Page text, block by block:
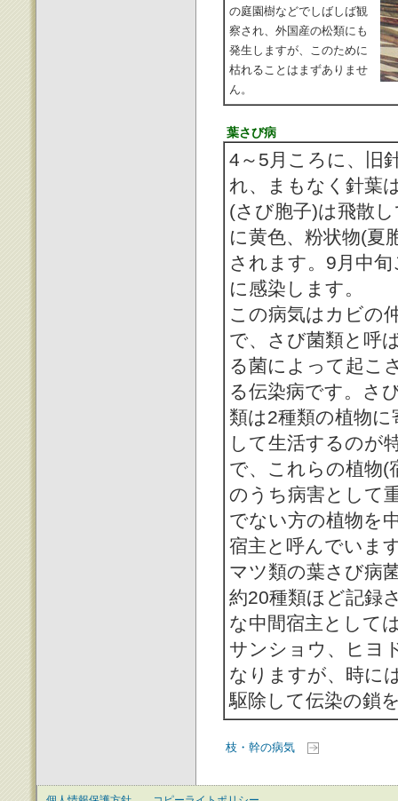
の庭園樹などでしばしば観
察され、外国産の松類にも
発生しますが、このために
枯れることはまずありませ
ん。
葉さび病
4～5月ころに、旧
れ、まもなく針葉
(さび胞子)は飛散
に黄色、粉状物(夏
されます。9月中
に感染します。
この病気はカビの
で、さび菌類と呼
る菌によって起こ
る伝染病です。さ
類は2種類の植物に
して生活するのが
で、これらの植物(
のうち病害として
でない方の植物を
宿主と呼んでいま
マツ類の葉さび病
約20種類ほど記録
な中間宿主として
サンショウ、ヒヨ
なりますが、時に
駆除して伝染の鎖
枝・幹の病気